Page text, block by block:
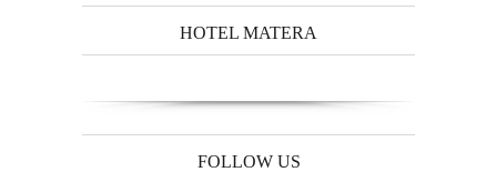
HOTEL MATERA
FOLLOW US